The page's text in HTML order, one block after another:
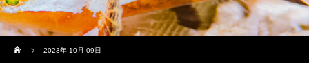
2023年 10月 09日